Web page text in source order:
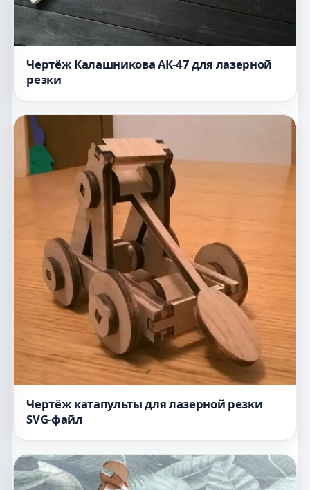
Чертёж Калашникова АК-47 для лазерной
резки
Чертёж катапульты для лазерной резки
SVG-файл